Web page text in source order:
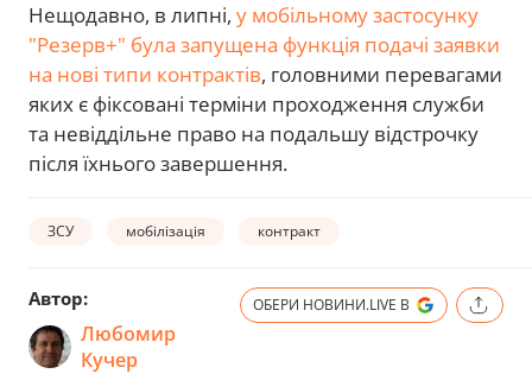
Нещодавно, в липні, у мобільному застосунку
"Резерв+" була запущена функція подачі заявки
на нові типи контрактів, головними перевагами
яких є фіксовані терміни проходження служби
та невіддільне право на подальшу відстрочку
після їхнього завершення.
ЗСУ мобілізація контракт
Автор:
Любомир
Кучер
ОБЕРИ НОВИНИ.LIVE В